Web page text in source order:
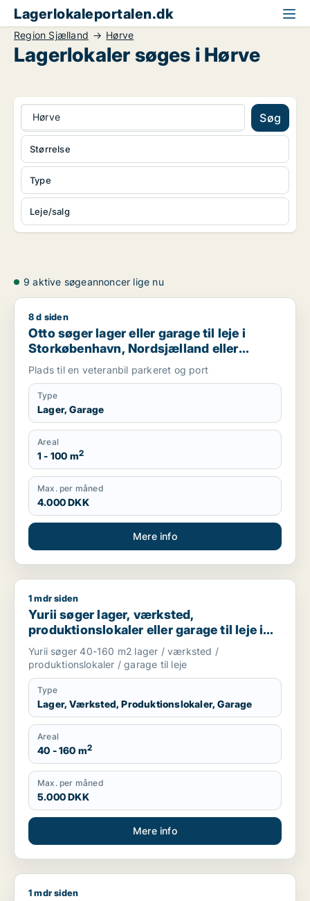
Lagerlokaleportalen.dk
Region Sjælland Hørve
Lagerlokaler søges i Hørve
Hørve Søg
Type
Leje/salg
Størrelse
9 aktive søgeannoncer lige nu
Otto søger lager eller garage til leje i Storkøbenhavn,
8 d siden
Otto søger lager eller garage til leje i
Storkøbenhavn, Nordsjælland eller
Region Sjælland
Plads til en veteranbil parkeret og port
Type
Lager, Garage
Areal
1 - 100 m2
Max. per måned
4.000 DKK
Mere info
Yurii søger lager, værksted, produktionslokaler eller garage
1 mdr siden
Yurii søger lager, værksted,
produktionslokaler eller garage til leje i
Region Sjælland
Yurii søger 40-160 m2 lager / værksted /
produktionslokaler / garage til leje
Type
Lager, Værksted, Produktionslokaler, Garage
Areal
40 - 160 m2
Max. per måned
5.000 DKK
Mere info
Søren søger lager til leje i Region Sjælland
1 mdr siden